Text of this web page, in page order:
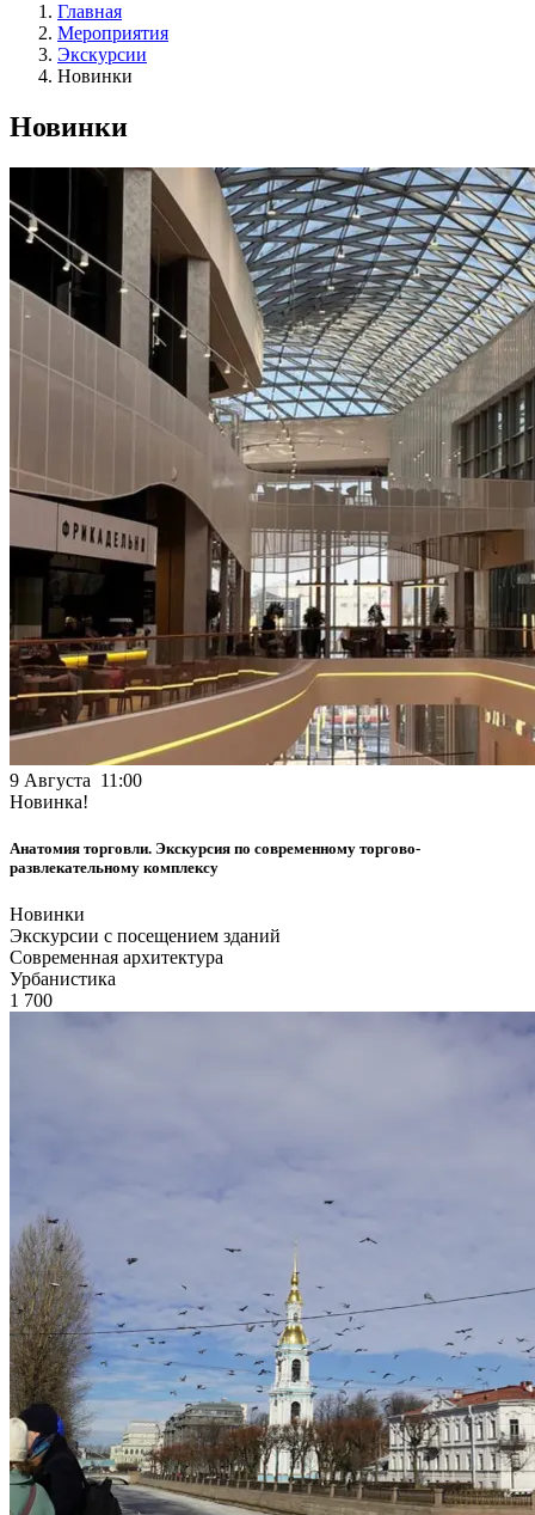
Главная
Мероприятия
Экскурсии
Новинки
Новинки
9 Августа 11:00
Новинка!
Анатомия торговли. Экскурсия по современному торгово-
развлекательному комплексу
Новинки
Экскурсии с посещением зданий
Современная архитектура
Урбанистика
1 700